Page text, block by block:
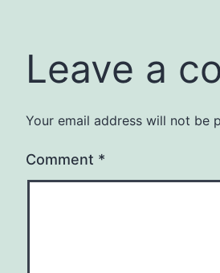
Leave a
Your email address will not be
Comment *